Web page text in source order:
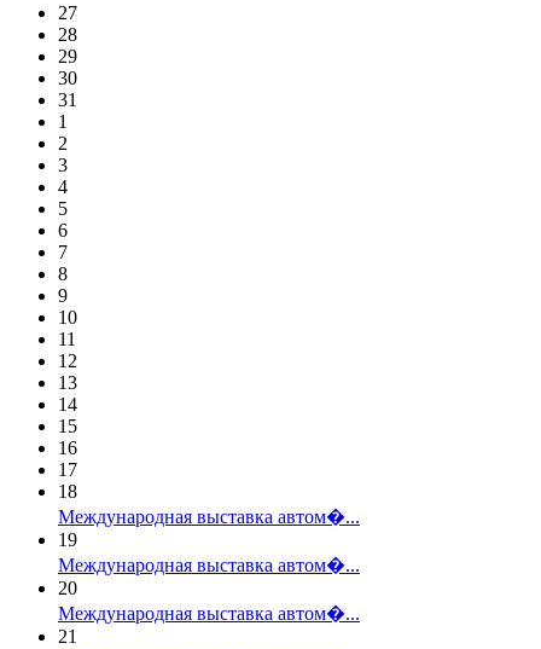
27
28
29
30
31
1
2
3
4
5
6
7
8
9
10
11
12
13
14
15
16
17
18
Международная выставка автом�...
19
Международная выставка автом�...
20
Международная выставка автом�...
21